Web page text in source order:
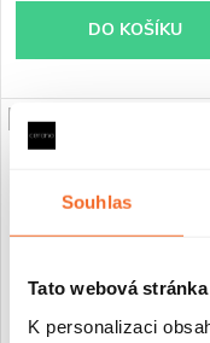
Souhlas
Tato webová
K personalizaci
DO KOŠÍKU
PRODLOUŽENÁ ZÁRUKA